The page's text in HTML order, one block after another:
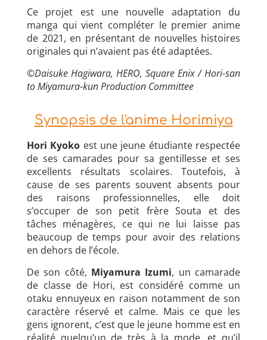
Ce projet est une nouvelle adaptation du
manga qui vient compléter le premier anime
de 2021, en présentant de nouvelles histoires
originales qui n’avaient pas été adaptées.
©Daisuke Hagiwara, HERO, Square Enix / Hori-san
to Miyamura-kun Production Committee
Synopsis de l'anime Horimiya
Hori Kyoko est une jeune étudiante respectée
de ses camarades pour sa gentillesse et ses
excellents résultats scolaires. Toutefois, à
cause de ses parents souvent absents pour
des raisons professionnelles, elle doit
s’occuper de son petit frère Souta et des
tâches ménagères, ce qui ne lui laisse pas
beaucoup de temps pour avoir des relations
en dehors de l’école.
De son côté, Miyamura Izumi, un camarade
de classe de Hori, est considéré comme un
otaku ennuyeux en raison notamment de son
caractère réservé et calme. Mais ce que les
gens ignorent, c’est que le jeune homme est en